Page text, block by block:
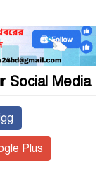
Social Media
Plus